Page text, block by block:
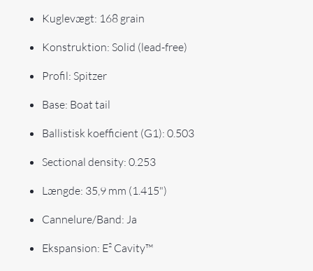
Kuglevægt: 168 grain
Konstruktion: Solid (lead-free)
Profil: Spitzer
Base: Boat tail
Ballistisk koefficient (G1): 0.503
Sectional density: 0.253
Længde: 35,9 mm (1.415")
Cannelure/Band: Ja
Ekspansion: E² Cavity™